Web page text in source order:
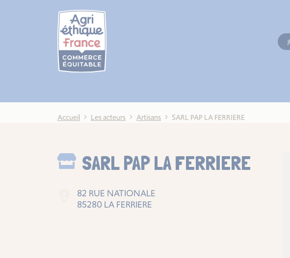
Accueil Les acteurs Artisans SARL PAP LA FERRIERE
SARL PAP LA FERRIERE
82 RUE NATIONALE
85280 LA FERRIERE